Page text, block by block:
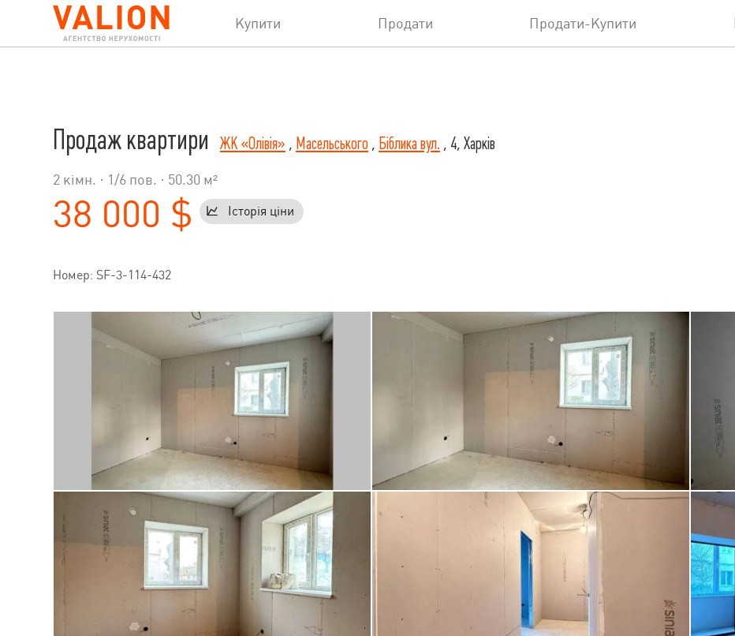
Купити Продати Продати-Купити
Продаж квартири ЖК «Олівія» , Масельського , Біблика вул. , 4, Харків
2 кімн. · 1 /6 пов. · 50.30 м²
38 000 $ Історія ціни
Номер: SF-3-114-432